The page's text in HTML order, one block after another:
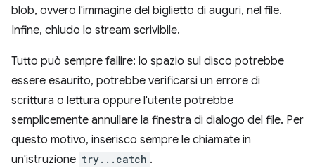
blob, ovvero l'immagine del biglietto di auguri, nel file.
Infine, chiudo lo stream scrivibile.
Tutto può sempre fallire: lo spazio sul disco potrebbe
essere esaurito, potrebbe verificarsi un errore di
scrittura o lettura oppure l'utente potrebbe
semplicemente annullare la finestra di dialogo del file. Per
questo motivo, inserisco sempre le chiamate in
un'istruzione try...catch .